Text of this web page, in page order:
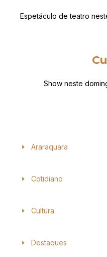
Espetáculo de teatro
Show neste
Araraquara
Cotidiano
Cultura
Destaques